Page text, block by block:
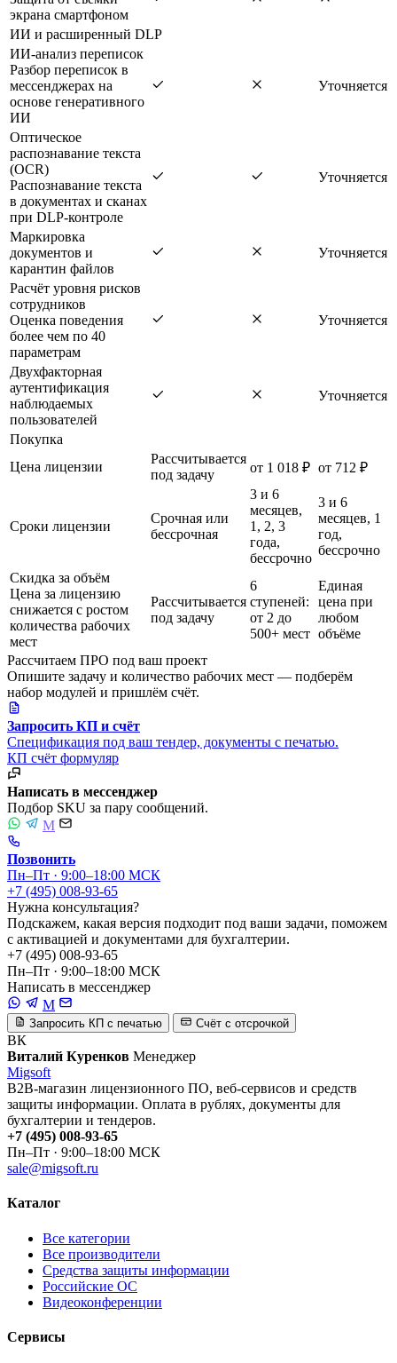
экрана смартфоном
ИИ и расширенный DLP
ИИ-анализ переписок
Разбор переписок в
мессенджерах на
основе генеративного
ИИ
Уточняется
Оптическое
распознавание текста
(OCR)
Распознавание текста
в документах и сканах
при DLP-контроле
Уточняется
Маркировка
документов и
карантин файлов
Уточняется
Расчёт уровня рисков
сотрудников
Оценка поведения
более чем по 40
параметрам
Уточняется
Двухфакторная
аутентификация
наблюдаемых
пользователей
Уточняется
Покупка
Цена лицензии
Рассчитывается
под задачу
от 1 018 ₽ от 712 ₽
Сроки лицензии
Срочная или
бессрочная
3 и 6
месяцев,
1, 2, 3
года,
бессрочно
3 и 6
месяцев, 1
год,
бессрочно
Скидка за объём
Цена за лицензию
снижается с ростом
количества рабочих
мест
Рассчитывается
под задачу
6
ступеней:
от 2 до
500+ мест
Единая
цена при
любом
объёме
Рассчитаем ПРО под ваш проект
Опишите задачу и количество рабочих мест — подберём
набор модулей и пришлём счёт.
Запросить КП и счёт
Спецификация под ваш тендер, документы с печатью.
КП счёт формуляр
Написать в мессенджер
Подбор SKU за пару сообщений.
M
Позвонить
Пн–Пт · 9:00–18:00 МСК
+7 (495) 008-93-65
Нужна консультация?
Подскажем, какая версия подходит под ваши задачи, поможем
с активацией и документами для бухгалтерии.
+7 (495) 008-93-65
Пн–Пт · 9:00–18:00 МСК
Написать в мессенджер
M
Запросить КП с печатью Счёт с отсрочкой
ВК
Виталий Куренков Менеджер
Migsoft
B2B-магазин лицензионного ПО, веб-сервисов и средств
защиты информации. Оплата в рублях, документы для
бухгалтерии и тендеров.
+7 (495) 008-93-65
Пн–Пт · 9:00–18:00 МСК
sale@migsoft.ru
Каталог
Все категории
Все производители
Средства защиты информации
Российские ОС
Видеоконференции
Сервисы